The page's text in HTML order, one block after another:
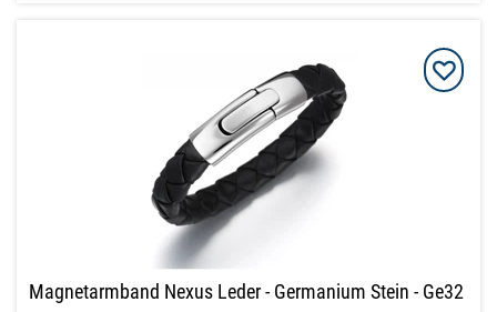
Magnetarmband Nexus Leder - Germanium Stein - Ge32